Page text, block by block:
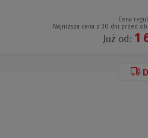
Cena
Najniższa cena z 30 dni przed
Już od: 1